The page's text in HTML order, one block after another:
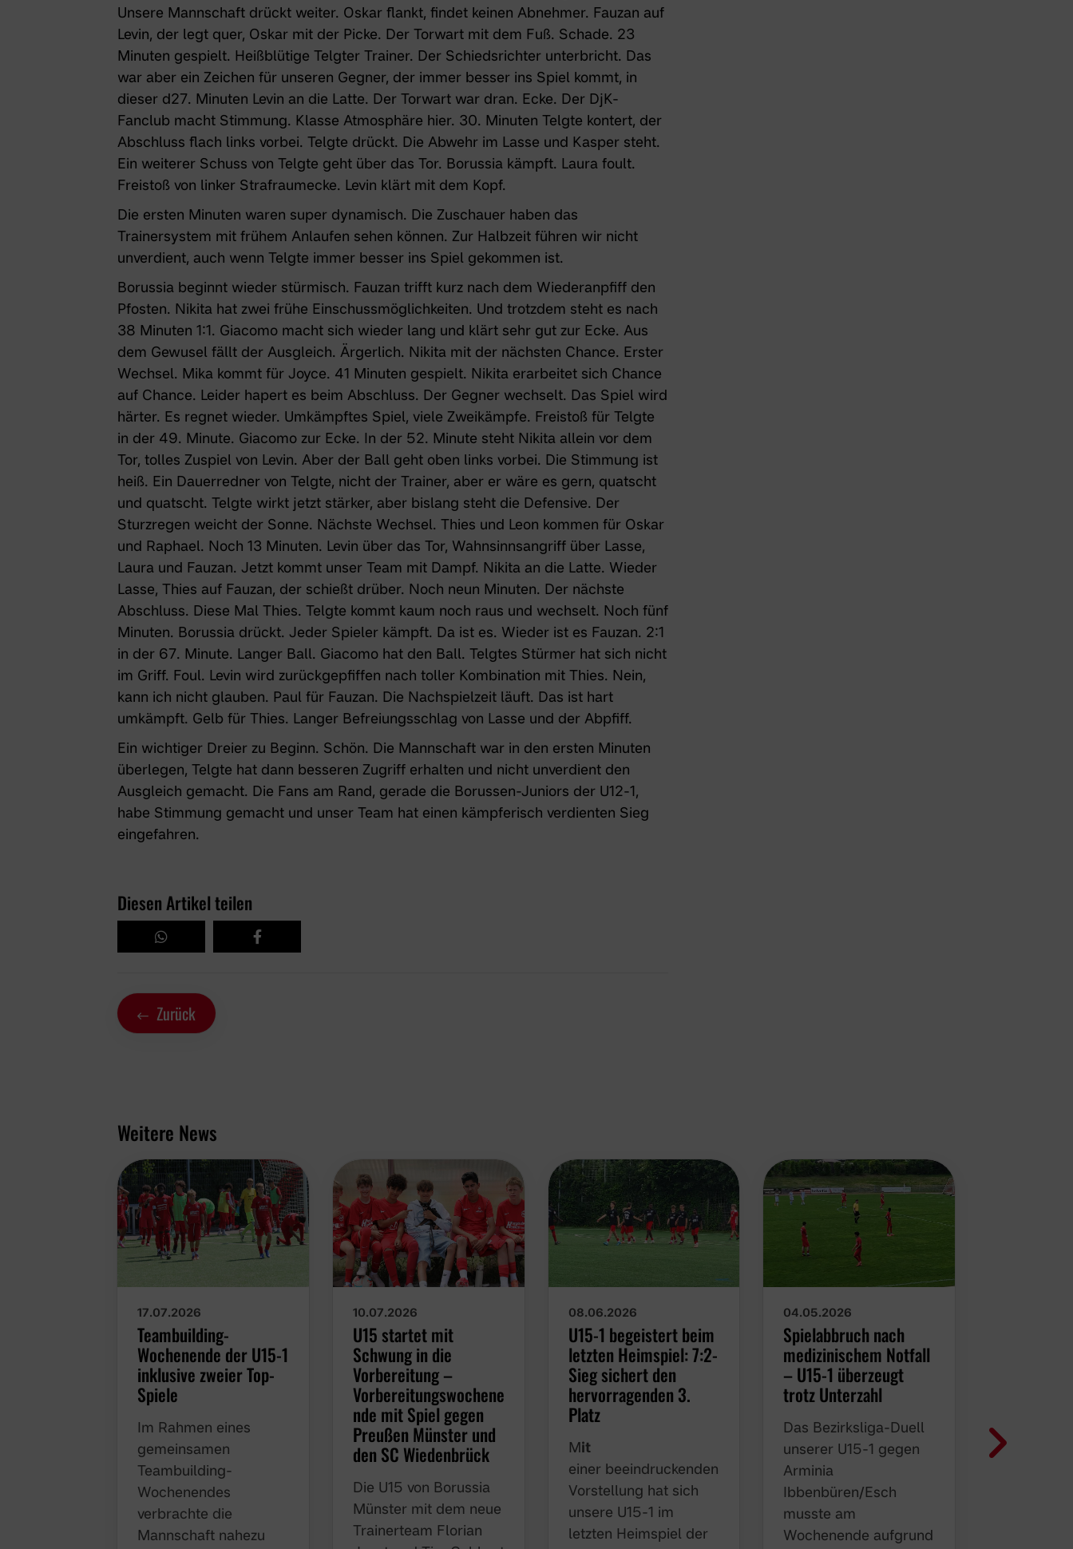
Unsere Mannschaft drückt weiter. Oskar flankt, findet keinen Abnehmer. Fauzan auf
Levin, der legt quer, Oskar mit der Picke. Der Torwart mit dem Fuß. Schade. 23
Minuten gespielt. Heißblütige Telgter Trainer. Der Schiedsrichter unterbricht. Das
war aber ein Zeichen für unseren Gegner, der immer besser ins Spiel kommt, in
dieser d27. Minuten Levin an die Latte. Der Torwart war dran. Ecke. Der DjK-
Fanclub macht Stimmung. Klasse Atmosphäre hier. 30. Minuten Telgte kontert, der
Abschluss flach links vorbei. Telgte drückt. Die Abwehr im Lasse und Kasper steht.
Ein weiterer Schuss von Telgte geht über das Tor. Borussia kämpft. Laura foult.
Freistoß von linker Strafraumecke. Levin klärt mit dem Kopf.
Die ersten Minuten waren super dynamisch. Die Zuschauer haben das
Trainersystem mit frühem Anlaufen sehen können. Zur Halbzeit führen wir nicht
unverdient, auch wenn Telgte immer besser ins Spiel gekommen ist.
Borussia beginnt wieder stürmisch. Fauzan trifft kurz nach dem Wiederanpfiff den
Pfosten. Nikita hat zwei frühe Einschussmöglichkeiten. Und trotzdem steht es nach
38 Minuten 1:1. Giacomo macht sich wieder lang und klärt sehr gut zur Ecke. Aus
dem Gewusel fällt der Ausgleich. Ärgerlich. Nikita mit der nächsten Chance. Erster
Wechsel. Mika kommt für Joyce. 41 Minuten gespielt. Nikita erarbeitet sich Chance
auf Chance. Leider hapert es beim Abschluss. Der Gegner wechselt. Das Spiel wird
härter. Es regnet wieder. Umkämpftes Spiel, viele Zweikämpfe. Freistoß für Telgte
in der 49. Minute. Giacomo zur Ecke. In der 52. Minute steht Nikita allein vor dem
Tor, tolles Zuspiel von Levin. Aber der Ball geht oben links vorbei. Die Stimmung ist
heiß. Ein Dauerredner von Telgte, nicht der Trainer, aber er wäre es gern, quatscht
und quatscht. Telgte wirkt jetzt stärker, aber bislang steht die Defensive. Der
Sturzregen weicht der Sonne. Nächste Wechsel. Thies und Leon kommen für Oskar
und Raphael. Noch 13 Minuten. Levin über das Tor, Wahnsinnsangriff über Lasse,
Laura und Fauzan. Jetzt kommt unser Team mit Dampf. Nikita an die Latte. Wieder
Lasse, Thies auf Fauzan, der schießt drüber. Noch neun Minuten. Der nächste
Abschluss. Diese Mal Thies. Telgte kommt kaum noch raus und wechselt. Noch fünf
Minuten. Borussia drückt. Jeder Spieler kämpft. Da ist es. Wieder ist es Fauzan. 2:1
in der 67. Minute. Langer Ball. Giacomo hat den Ball. Telgtes Stürmer hat sich nicht
im Griff. Foul. Levin wird zurückgepfiffen nach toller Kombination mit Thies. Nein,
kann ich nicht glauben. Paul für Fauzan. Die Nachspielzeit läuft. Das ist hart
umkämpft. Gelb für Thies. Langer Befreiungsschlag von Lasse und der Abpfiff.
Ein wichtiger Dreier zu Beginn. Schön. Die Mannschaft war in den ersten Minuten
überlegen, Telgte hat dann besseren Zugriff erhalten und nicht unverdient den
Ausgleich gemacht. Die Fans am Rand, gerade die Borussen-Juniors der U12-1,
habe Stimmung gemacht und unser Team hat einen kämpferisch verdienten Sieg
eingefahren.
Diesen Artikel teilen
Zurück
Weitere News
17.07.2026
Teambuilding-
Wochenende der U15-1
inklusive zweier Top-
Spiele
Im Rahmen eines
gemeinsamen
Teambuilding-
Wochenendes
verbrachte die
Mannschaft nahezu
10.07.2026
U15 startet mit
Schwung in die
Vorbereitung –
Vorbereitungswochene
nde mit Spiel gegen
Preußen Münster und
den SC Wiedenbrück
Die U15 von Borussia
Münster mit dem neue
Trainerteam Florian
08.06.2026
U15-1 begeistert beim
letzten Heimspiel: 7:2-
Sieg sichert den
hervorragenden 3.
Platz
Mit
einer beeindruckenden
Vorstellung hat sich
unsere U15-1 im
letzten Heimspiel der
04.05.2026
Spielabbruch nach
medizinischem Notfall
– U15-1 überzeugt
trotz Unterzahl
Das Bezirksliga-Duell
unserer U15-1 gegen
Arminia
Ibbenbüren/Esch
musste am
Wochenende aufgrund